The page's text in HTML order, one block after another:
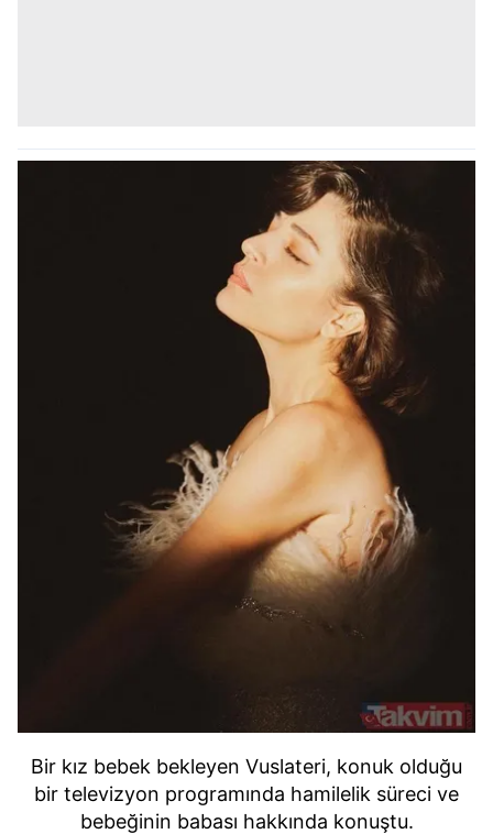
Bir kız bebek bekleyen Vuslateri, konuk olduğu
bir televizyon programında hamilelik süreci ve
bebeğinin babası hakkında konuştu.